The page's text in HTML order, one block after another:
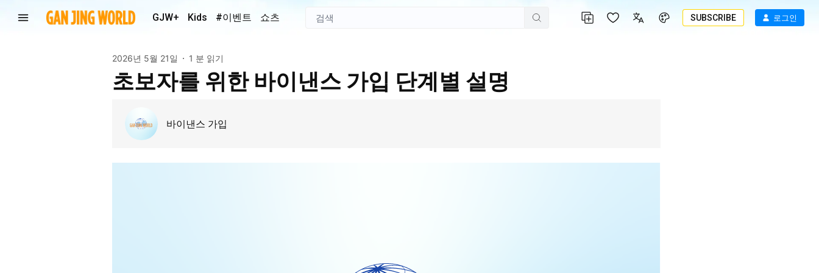
GJW+ Kids #이벤트 쇼츠 SUBSCRIBE 로그인
2026년 5월 21일 1 분 읽기
초보자를 위한 바이낸스 가입 단계별 설명
바이낸스 가입